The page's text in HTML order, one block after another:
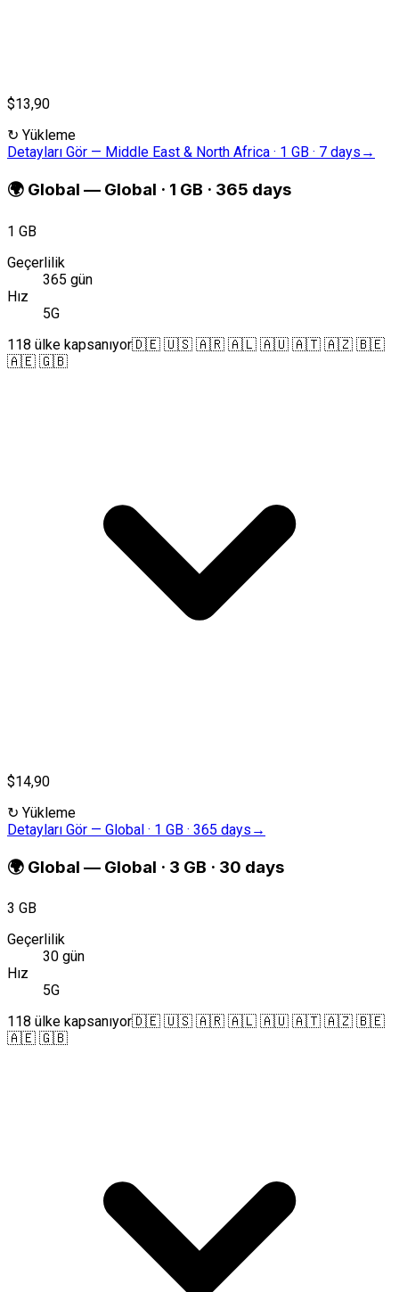
$13,90
↻ Yükleme
Detayları Gör — Middle East & North Africa · 1 GB · 7 days →
🌍 Global — Global · 1 GB · 365 days
1 GB
Geçerlilik
365 gün
Hız
5G
118 ülke kapsanıyor🇩🇪 🇺🇸 🇦🇷 🇦🇱 🇦🇺 🇦🇹 🇦🇿 🇧🇪
🇦🇪 🇬🇧
$14,90
↻ Yükleme
Detayları Gör — Global · 1 GB · 365 days →
🌍 Global — Global · 3 GB · 30 days
3 GB
Geçerlilik
30 gün
Hız
5G
118 ülke kapsanıyor🇩🇪 🇺🇸 🇦🇷 🇦🇱 🇦🇺 🇦🇹 🇦🇿 🇧🇪
🇦🇪 🇬🇧